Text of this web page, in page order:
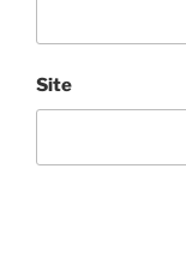
Site